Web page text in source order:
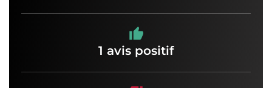
1 avis positif